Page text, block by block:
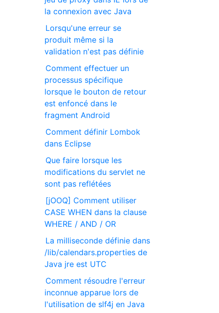
la connexion avec Java
Lorsqu'une erreur se
produit même si la
validation n'est pas définie
Comment effectuer un
processus spécifique
lorsque le bouton de retour
est enfoncé dans le
fragment Android
Comment définir Lombok
dans Eclipse
Que faire lorsque les
modifications du servlet ne
sont pas reflétées
[jOOQ] Comment utiliser
CASE WHEN dans la clause
WHERE / AND / OR
La milliseconde définie dans
/lib/calendars.properties de
Java jre est UTC
Comment résoudre l'erreur
inconnue apparue lors de
l'utilisation de slf4j en Java